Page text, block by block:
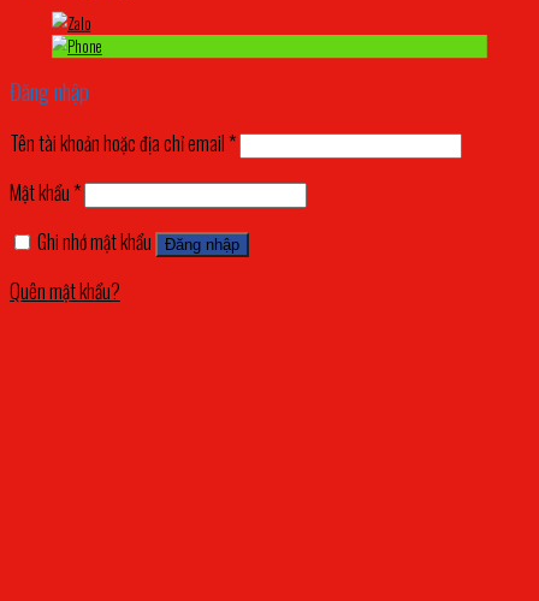
Đăng nhập
Tên tài khoản hoặc địa chỉ email *
Mật khẩu *
Ghi nhớ mật khẩu
Đăng nhập
Quên mật khẩu?